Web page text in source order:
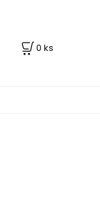
0 ks